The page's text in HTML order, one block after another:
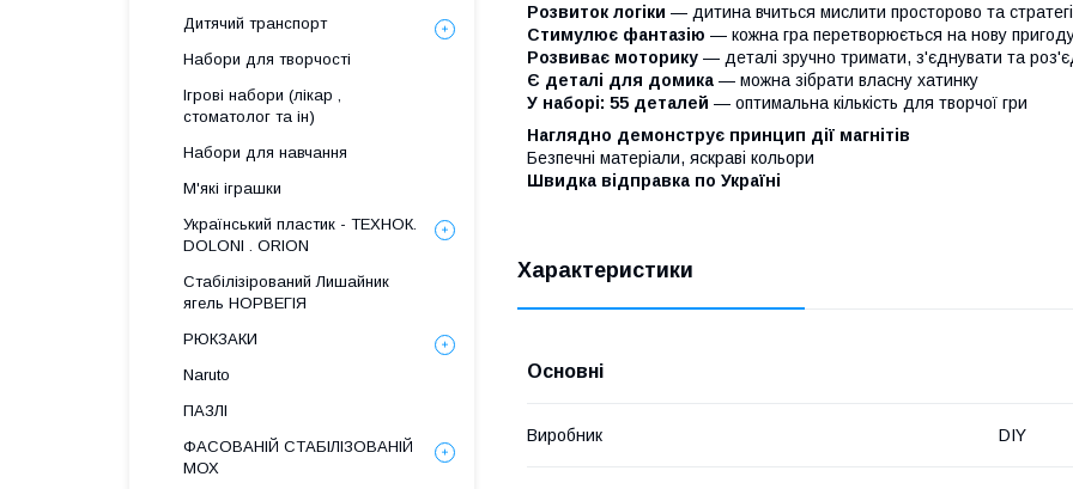
Розвиток логіки — дитина вчиться мислити просторово та
Стимулює фантазію — кожна гра перетворюється на нову
Розвиває моторику — деталі зручно тримати, з'єднувати та
Є деталі для домика — можна зібрати власну хатинку
У наборі: 55 деталей — оптимальна кількість для творчої гри
Наглядно демонструє принцип дії магнітів
Безпечні матеріали, яскраві кольори
Швидка відправка по Україні
Характеристики
Основні
Виробник DIY
Дитячий транспорт
Набори для творчості
Ігрові набори (лікар ,
стоматолог та ін)
Набори для навчання
М'які іграшки
Український пластик - ТЕХНОК.
DOLONI . ORION
Стабілізірований Лишайник
ягель НОРВЕГІЯ
РЮКЗАКИ
Naruto
ПАЗЛІ
ФАСОВАНІЙ СТАБІЛІЗОВАНІЙ
МОХ